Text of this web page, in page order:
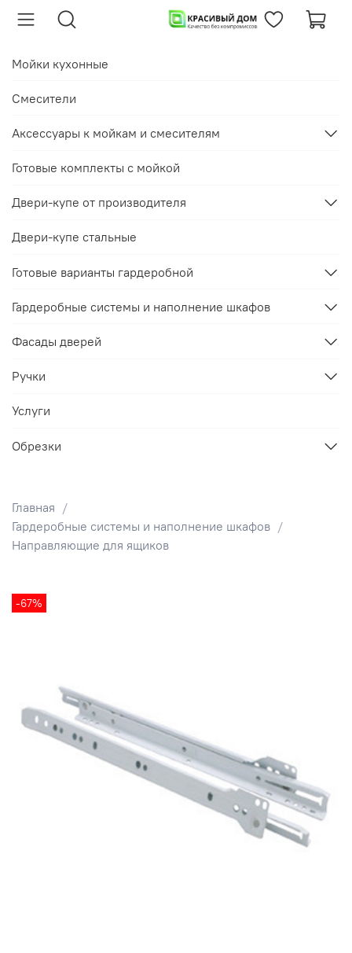
Главная
Гардеробные системы и наполнение шкафов
Направляющие для ящиков
-67%
Мойки кухонные
Смесители
Аксессуары к мойкам и смесителям
Готовые комплекты с мойкой
Двери-купе от производителя
Двери-купе стальные
Готовые варианты гардеробной
Гардеробные системы и наполнение шкафов
Фасады дверей
Ручки
Услуги
Обрезки